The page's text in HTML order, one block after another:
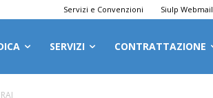
Servizi e Convenzioni Siulp Webmail
SERVIZI CONTRATTAZIONE